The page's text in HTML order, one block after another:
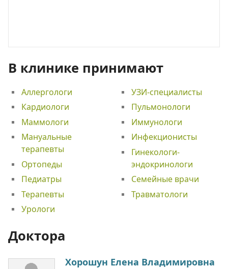
В клинике принимают
Аллергологи
Кардиологи
Маммологи
Мануальные
терапевты
Ортопеды
Педиатры
Терапевты
Урологи
УЗИ-специалисты
Пульмонологи
Иммунологи
Инфекционисты
Гинекологи-
эндокринологи
Семейные врачи
Травматологи
Доктора
Хорошун Елена Владимировна